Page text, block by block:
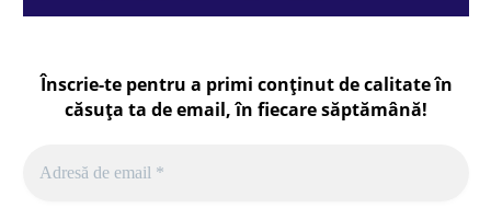
Înscrie-te pentru a primi conținut de calitate în
căsuța ta de email, în fiecaresăptămână!